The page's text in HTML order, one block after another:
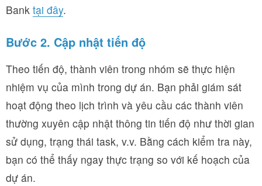
Bank tại đây.
Bước 2. Cập nhật tiến độ
Theo tiến độ, thành viên trong nhóm sẽ thực hiện
nhiệm vụ của mình trong dự án. Bạn phải giám sát
hoạt động theo lịch trình và yêu cầu các thành viên
thường xuyên cập nhật thông tin tiến độ như thời gian
sử dụng, trạng thái task, v.v. Bằng cách kiểm tra này,
bạn có thể thấy ngay thực trạng so với kế hoạch của
dự án.